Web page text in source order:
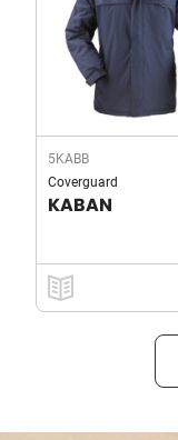
5KABB
Coverguard
KABAN